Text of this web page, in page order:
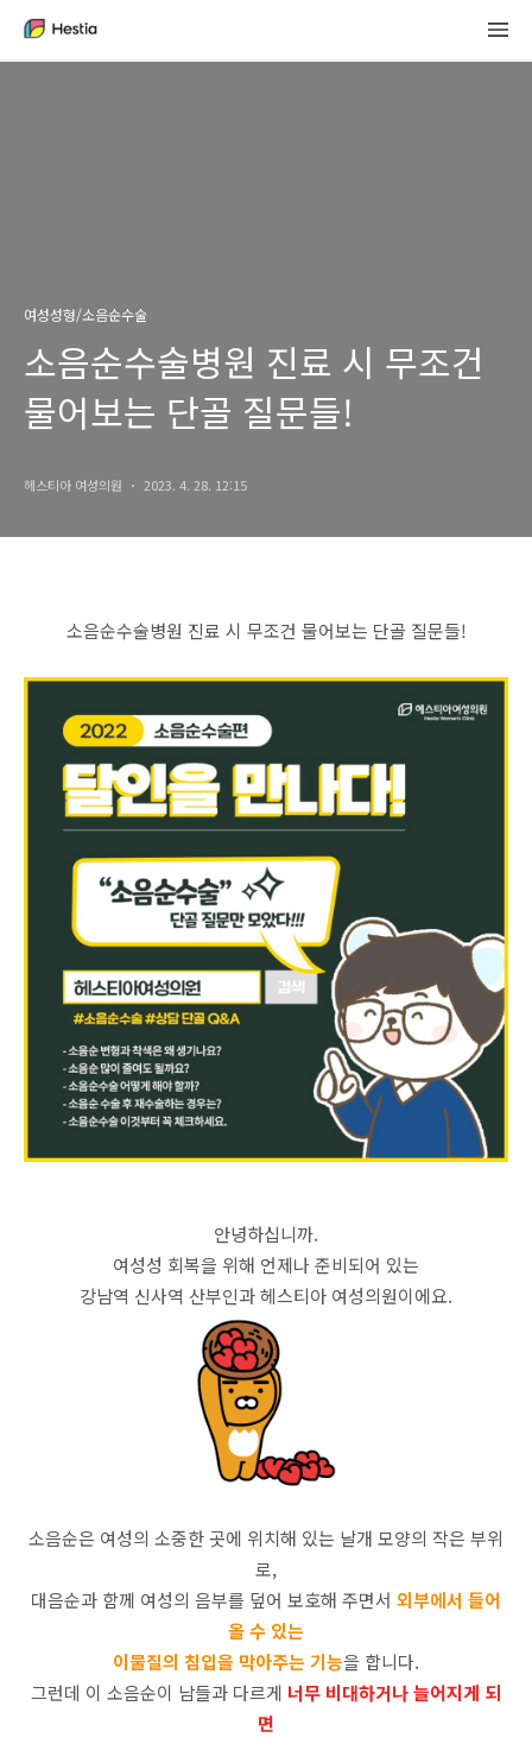
여성성형/소음순수술
소음순수술병원 진료 시 무조건
물어보는 단골 질문들!
헤스티아 여성의원 2023. 4. 28. 12:15
소음순수술병원 진료 시 무조건 물어보는 단골 질문들!
안녕하십니까.
여성성 회복을 위해 언제나 준비되어 있는
강남역 신사역 산부인과 헤스티아 여성의원이에요.
소음순은 여성의 소중한 곳에 위치해 있는 날개 모양의 작은 부위
로,
대음순과 함께 여성의 음부를 덮어 보호해 주면서 외부에서 들어
올 수 있는
이물질의 침입을 막아주는 기능을 합니다.
그런데 이 소음순이 남들과 다르게 너무 비대하거나 늘어지게 되
면